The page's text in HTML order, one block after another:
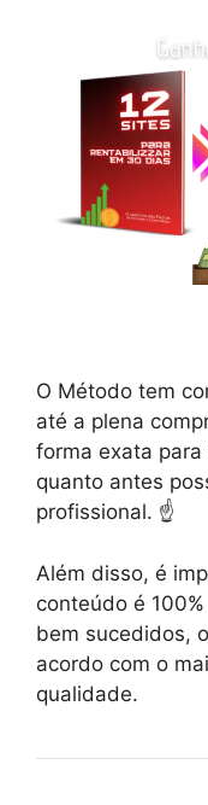
O Método tem
até a plena
forma exata
quanto antes
profissional. ☝️
Além disso, é
conteúdo é
bem sucedidos,
acordo com o
qualidade.